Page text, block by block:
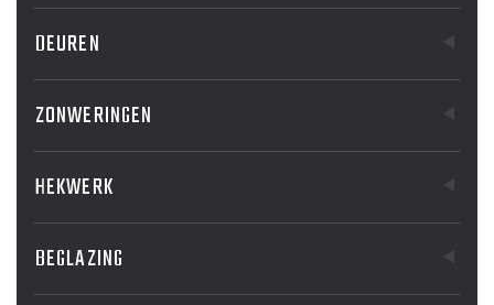
DEUREN
ZONWERINGEN
HEKWERK
BEGLAZING